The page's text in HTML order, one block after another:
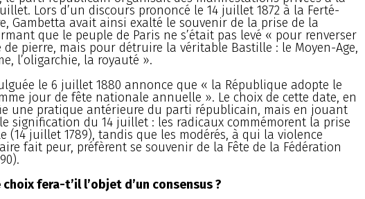
Lors d’un discours prononcé le 14 juillet 1872 à la Ferté-
Gambetta avait ainsi exalté le souvenir de la prise de la
que le peuple de Paris ne s’était pas levé « pour renverser
pierre, mais pour détruire la véritable Bastille : le Moyen-Age,
l’oligarchie, la royauté ».
le 6 juillet 1880 annonce que « la République adopte le
jour de fête nationale annuelle ». Le choix de cette date, en
une pratique antérieure du parti républicain, mais en jouant
signification du 14 juillet : les radicaux commémorent la prise
(14 juillet 1789), tandis que les modérés, à qui la violence
fait peur, préfèrent se souvenir de la Fête de la Fédération
choix fera-t’il l’objet d’un consensus ?